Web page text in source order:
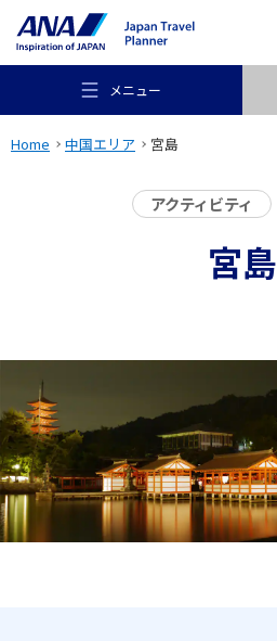
メニュー
行き先
旅のお役立ち情報
Home 中国エリア 宮島
アクティビティ
宮島